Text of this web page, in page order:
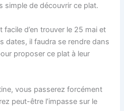
simple de découvrir ce plat.
d’en trouver le 25 mai et
dates, il faudra se rendre dans
proposer ce plat à leur
vous passerez forcément
peut-être l’impasse sur le